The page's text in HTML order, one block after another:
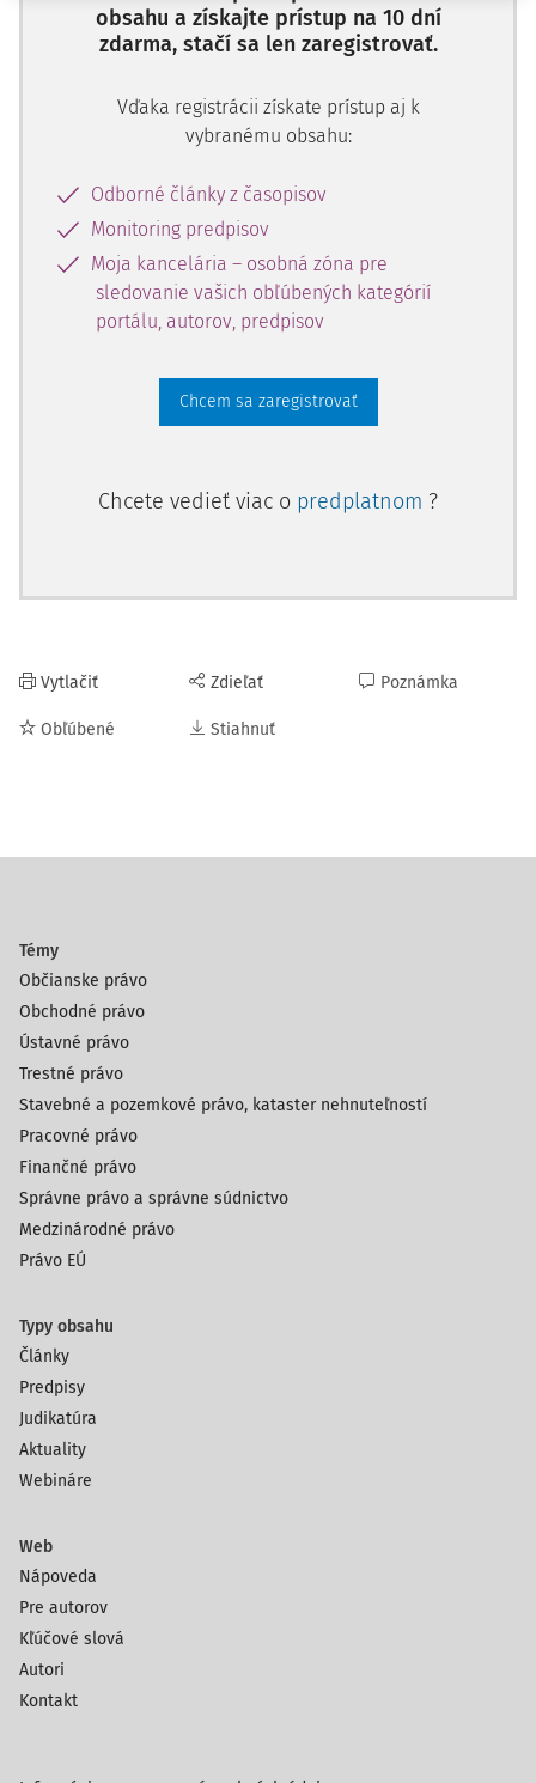
obsahu a získajte prístup na 10 dní
zdarma, stačí sa len zaregistrovať.
Vďaka registrácii získate prístup aj k
vybranému obsahu:
Odborné články z časopisov
Monitoring predpisov
Moja kancelária – osobná zóna pre
sledovanie vašich obľúbených kategórií
portálu, autorov, predpisov
Chcem sa zaregistrovať
Chcete vedieť viac o predplatnom ?
Vytlačiť
Obľúbené
Zdieľať
Stiahnuť
Poznámka
Témy
Občianske právo
Obchodné právo
Ústavné právo
Trestné právo
Stavebné a pozemkové právo, kataster nehnuteľností
Pracovné právo
Finančné právo
Správne právo a správne súdnictvo
Medzinárodné právo
Právo EÚ
Typy obsahu
Články
Predpisy
Judikatúra
Aktuality
Webináre
Web
Nápoveda
Pre autorov
Kľúčové slová
Autori
Kontakt